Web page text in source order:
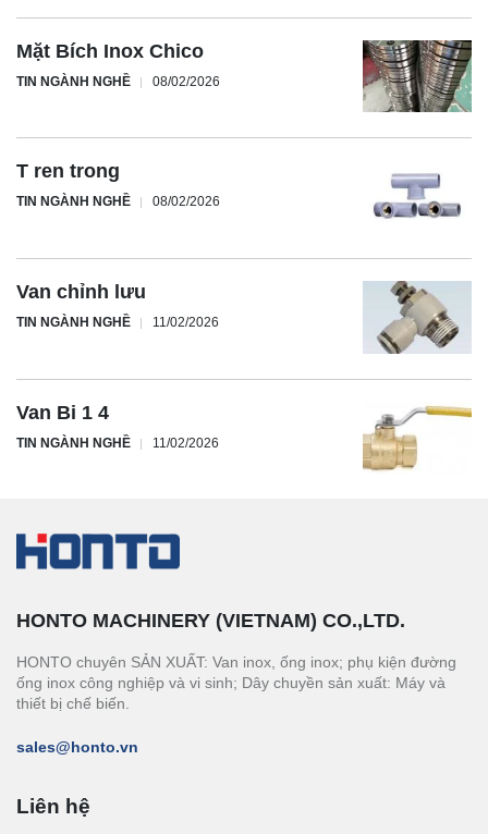
Mặt Bích Inox Chico
TIN NGÀNH NGHỀ 08/02/2026
T ren trong
TIN NGÀNH NGHỀ 08/02/2026
Van chỉnh lưu
TIN NGÀNH NGHỀ 11/02/2026
Van Bi 1 4
TIN NGÀNH NGHỀ 11/02/2026
HONTO MACHINERY (VIETNAM) CO.,LTD.
HONTO chuyên SẢN XUẤT: Van inox, ống inox; phụ kiện đường
ống inox công nghiệp và vi sinh; Dây chuyền sản xuất: Máy và
thiết bị chế biến.
sales@honto.vn
Liên hệ